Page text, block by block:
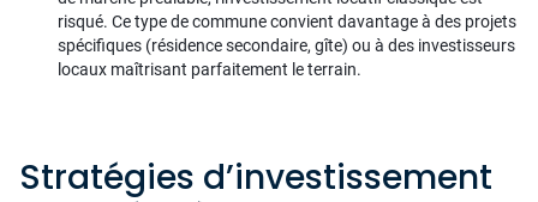
risqué. Ce type de commune convient davantage à des projets
spécifiques (résidence secondaire, gîte) ou à des investisseurs
locaux maîtrisant parfaitement le terrain.
Stratégies d’investissement